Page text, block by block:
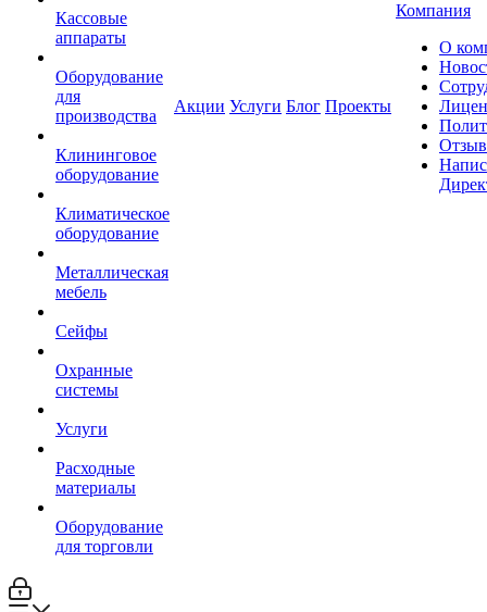
Кассовые
аппараты
Оборудование
для
производства
Клининговое
оборудование
Климатическое
оборудование
Металлическая
мебель
Сейфы
Охранные
системы
Услуги
Расходные
материалы
Оборудование
для торговли
Акции Услуги Блог Проекты
Компания
О